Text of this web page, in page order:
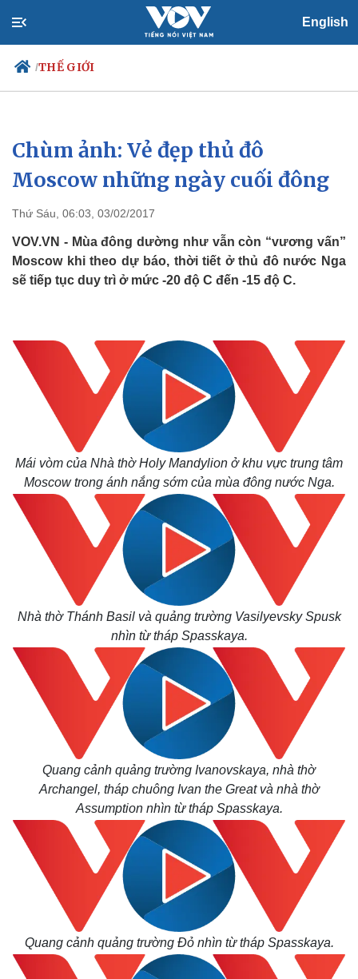
English
/THẾ GIỚI
Chính trị
Đảng
Tổ chức nhân sự
Nhận diện sự thật
Xã hội
Tin 24h
Dự báo thời tiết
Việc làm
Biển đảo
Chùm ảnh: Vẻ đẹp thủ đô
Moscow những ngày cuối đông
Thứ Sáu, 06:03, 03/02/2017
VOV.VN - Mùa đông dường như vẫn còn “vương vấn”
Moscow khi theo dự báo, thời tiết ở thủ đô nước Nga
sẽ tiếp tục duy trì ở mức -20 độ C đến -15 độ C.
Mái vòm của Nhà thờ Holy Mandylion ở khu vực trung tâm
Moscow trong ánh nắng sớm của mùa đông nước Nga.
Nhà thờ Thánh Basil và quảng trường Vasilyevsky Spusk
nhìn từ tháp Spasskaya.
Quang cảnh quảng trường Ivanovskaya, nhà thờ
Archangel, tháp chuông Ivan the Great và nhà thờ
Assumption nhìn từ tháp Spasskaya.
Quang cảnh quảng trường Đỏ nhìn từ tháp Spasskaya.